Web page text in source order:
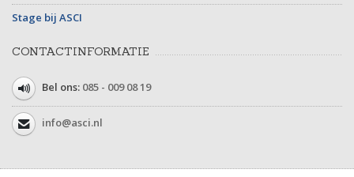
Stage bij ASCI
CONTACTINFORMATIE
Bel ons: 085 - 009 08 19
info@asci.nl